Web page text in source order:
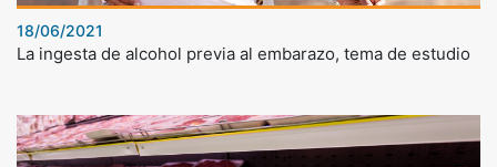
18/06/2021
La ingesta de alcohol previa al embarazo, tema de estudio